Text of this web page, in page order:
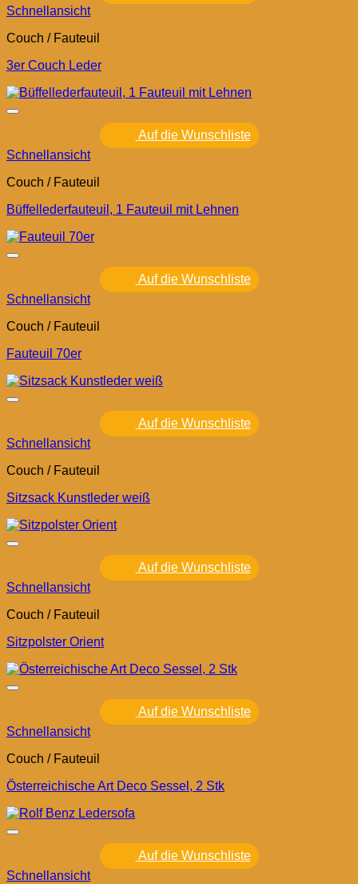
Schnellansicht
Couch / Fauteuil
3er Couch Leder
Auf die Wunschliste
Schnellansicht
Couch / Fauteuil
Büffellederfauteuil, 1 Fauteuil mit Lehnen
Auf die Wunschliste
Schnellansicht
Couch / Fauteuil
Fauteuil 70er
Auf die Wunschliste
Schnellansicht
Couch / Fauteuil
Sitzsack Kunstleder weiß
Auf die Wunschliste
Schnellansicht
Couch / Fauteuil
Sitzpolster Orient
Auf die Wunschliste
Schnellansicht
Couch / Fauteuil
Österreichische Art Deco Sessel, 2 Stk
Auf die Wunschliste
Schnellansicht